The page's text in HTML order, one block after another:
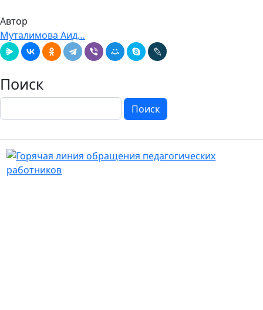
Автор
Муталимова Аид…
Поиск
Поиск